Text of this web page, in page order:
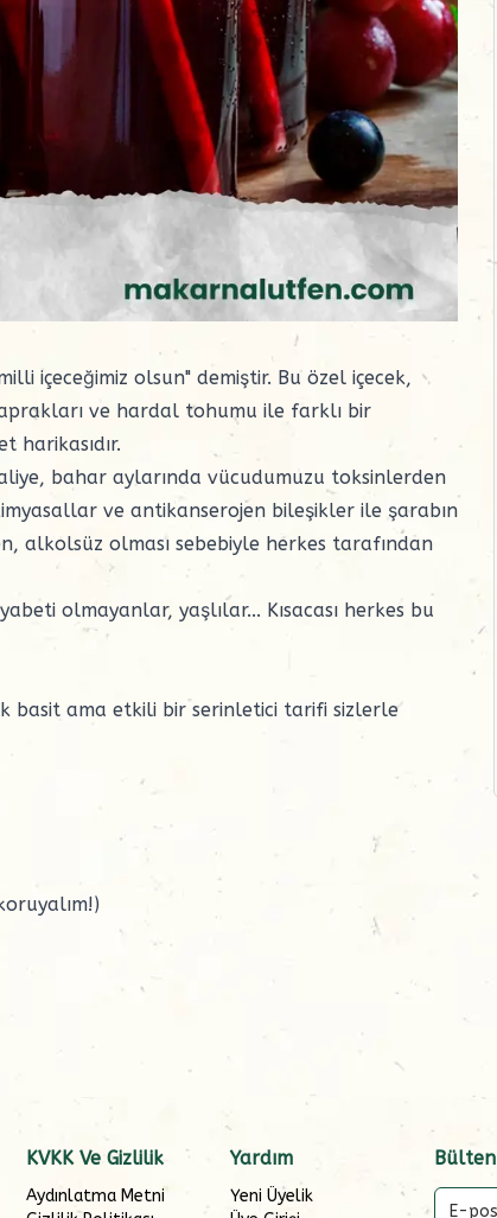
içeceğimiz olsun" demiştir. Bu özel içecek,
ve hardal tohumu ile farklı bir
harikasıdır.
bahar aylarında vücudumuzu toksinlerden
ve antikanserojen bileşikler ile şarabın
alkolsüz olması sebebiyle herkes tarafından
olmayanlar, yaşlılar... Kısacası herkes bu
basit ama etkili bir serinletici tarifi sizlerle
KVKK Ve Gizlilik
Aydınlatma Metni
Yardım
Yeni Üyelik
Bülten